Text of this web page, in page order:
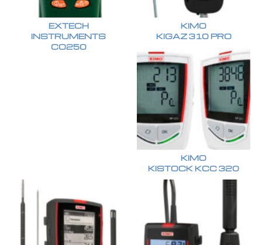
EXTECH
INSTRUMENTS
CO250
KIMO
KIGAZ 310 PRO
KIMO
KISTOCK KCC 320